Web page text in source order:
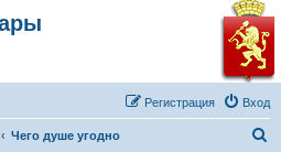
Вход
Регистрация
Чего душе угодно